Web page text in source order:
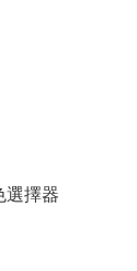
選擇器